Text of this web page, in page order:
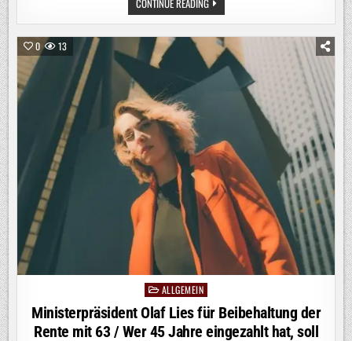
CONTINUE READING
FORDERN
VON
LINNEMANN
„PRÄVENTIONSOFFENSIVE
STATT
ALIBIVERANSTALTUNG“
/
ZEHN
EURO
TEURER
WERDEN
–
DEUTSCHE
SIND
„HÄUFIG
DICKER
UND
RAUCHEN
MEHR“
0 13
Posted
in
ALLGEMEIN
Ministerpräsident Olaf Lies für Beibehaltung der
Rente mit 63 / Wer 45 Jahre eingezahlt hat, soll